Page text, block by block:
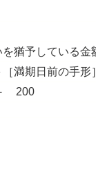
猶予している金額
満期日前の手形］
200